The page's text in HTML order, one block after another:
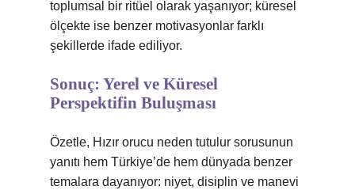
toplumsal bir ritüel olarak yaşanıyor; küresel
ölçekte ise benzer motivasyonlar farklı
şekillerde ifade ediliyor.
Sonuç: Yerel ve Küresel
Perspektifin Buluşması
Özetle, Hızır orucu neden tutulur sorusunun
yanıtı hem Türkiye’de hem dünyada benzer
temalara dayanıyor: niyet, disiplin ve manevi